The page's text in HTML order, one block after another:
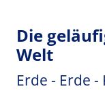
Die
Welt
Erde - Erde